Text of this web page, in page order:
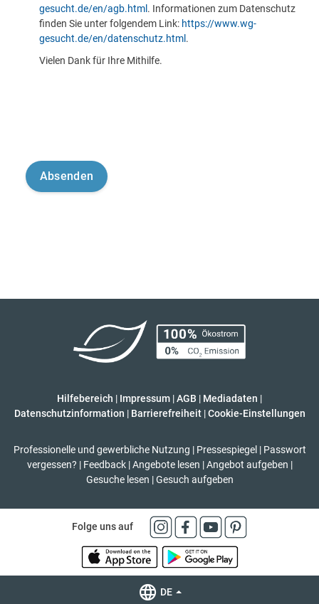
gesucht.de/en/agb.html . Informationen zum Datenschutz
finden Sie unter folgendem Link: https://www.wg-
gesucht.de/en/datenschutz.html .
Vielen Dank für Ihre Mithilfe.
Hilfebereich | Impressum |AGB | Mediadaten |
Datenschutzinformation | Barrierefreiheit | Cookie-Einstellungen
Professionelle und gewerbliche Nutzung | Pressespiegel | Passwort
vergessen? | Feedback | Angebote lesen | Angebot aufgeben |
Gesuche lesen | Gesuch aufgeben
Folge uns auf
DE